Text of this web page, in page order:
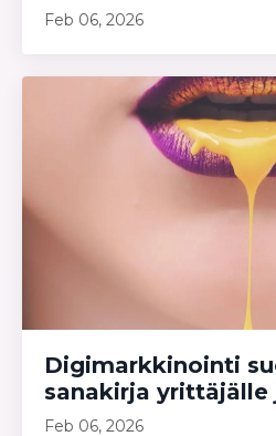
Feb 06, 2026
Digimarkkinointi
sanakirja yrittäjälle
Feb 06, 2026